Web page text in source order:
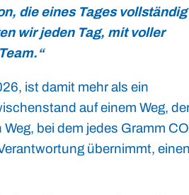
die eines Tages vollständig
wir jeden Tag, mit voller
ist damit mehr als ein
auf einem Weg,
bei dem jedes Gramm
übernimmt, einen